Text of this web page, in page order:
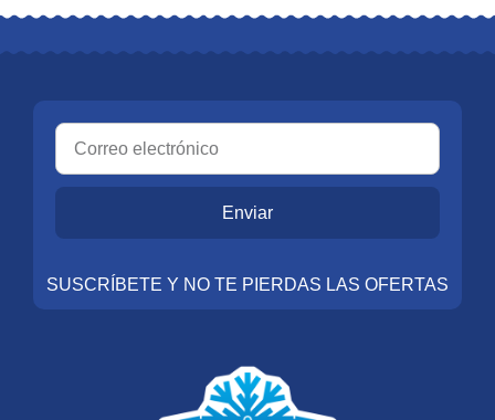
Enviar
SUSCRÍBETE Y NO TE PIERDAS LAS OFERTAS